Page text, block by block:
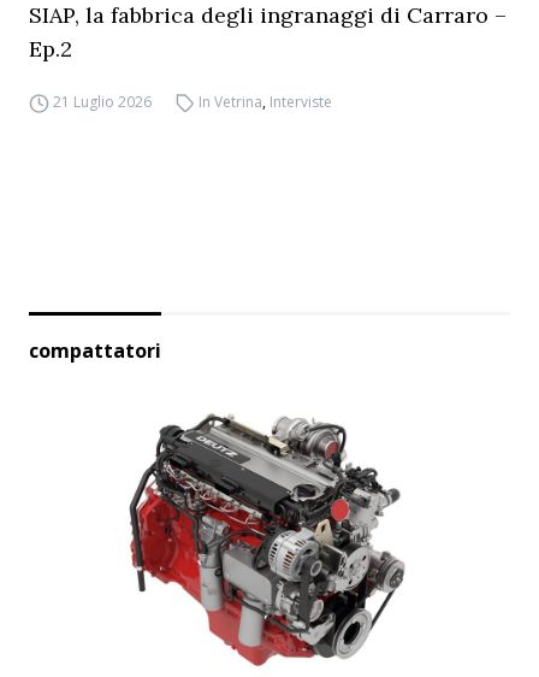
SIAP, la fabbrica degli ingranaggi di Carraro –
Ep.2
21 Luglio 2026 In Vetrina, Interviste
compattatori